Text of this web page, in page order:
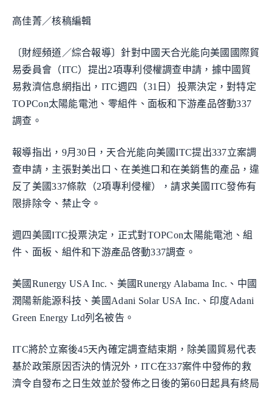
高佳菁／核稿編輯
〔財經頻道／綜合報導〕針對中國天合光能向美國國際貿
易委員會（ITC）提出2項專利侵權調查申請，據中國貿
易救濟信息網指出，ITC週四（31日）投票決定，對特定
TOPCon太陽能電池、零組件、面板和下游產品啓動337
調查。
報導指出，9月30日，天合光能向美國ITC提出337立案調
查申請，主張對美出口、在美進口和在美銷售的產品，違
反了美國337條款（2項專利侵權），請求美國ITC發佈有
限排除令、禁止令。
週四美國ITC投票決定，正式對TOPCon太陽能電池、組
件、面板、組件和下游產品啓動337調查。
美國Runergy USA Inc.、美國Runergy Alabama Inc.、中國
潤陽新能源科技、美國Adani Solar USA Inc.、印度Adani
Green Energy Ltd列名被告。
ITC將於立案後45天內確定調查結束期，除美國貿易代表
基於政策原因否決的情況外，ITC在337案件中發佈的救
濟令自發布之日生效並於發佈之日後的第60日起具有終局